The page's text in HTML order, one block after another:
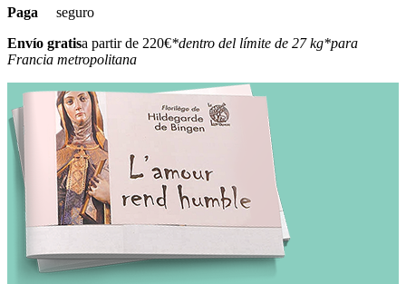
Paga seguro
Envío gratisa partir de 220€*dentro del límite de 27 kg*para
Francia metropolitana